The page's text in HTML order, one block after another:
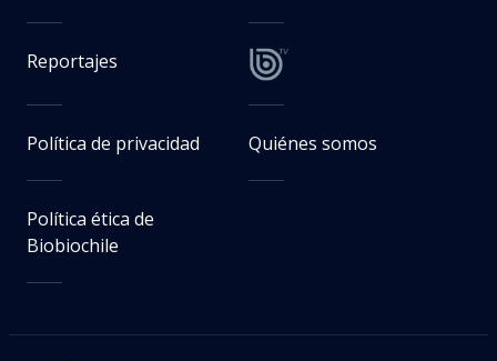
Reportajes
Política de privacidad Quiénes somos
Política ética de
Biobiochile